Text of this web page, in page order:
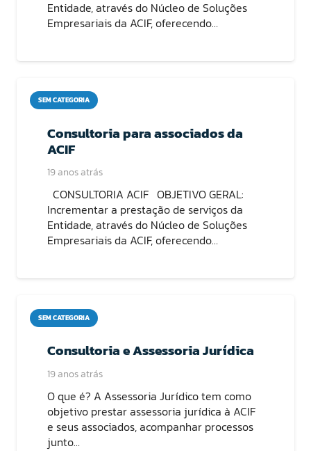
Entidade, através do Núcleo de Soluções
Empresariais da ACIF, oferecendo…
SEM CATEGORIA
Consultoria para associados da
ACIF
19 anos atrás
CONSULTORIA ACIF OBJETIVO GERAL:
Incrementar a prestação de serviços da
Entidade, através do Núcleo de Soluções
Empresariais da ACIF, oferecendo…
SEM CATEGORIA
Consultoria e Assessoria Jurídica
19 anos atrás
O que é? A Assessoria Jurídico tem como
objetivo prestar assessoria jurídica à ACIF
e seus associados, acompanhar processos
junto…